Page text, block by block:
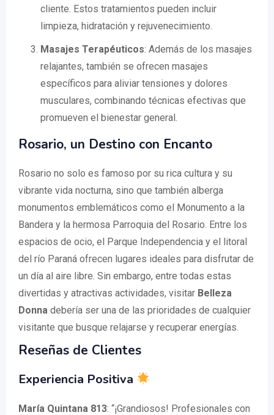
cliente. Estos tratamientos pueden incluir
limpieza, hidratación y rejuvenecimiento.
Masajes Terapéuticos: Además de los masajes
relajantes, también se ofrecen masajes
específicos para aliviar tensiones y dolores
musculares, combinando técnicas efectivas que
promueven el bienestar general.
Rosario, un Destino con Encanto
Rosario no solo es famoso por su rica cultura y su
vibrante vida nocturna, sino que también alberga
monumentos emblemáticos como el Monumento a la
Bandera y la hermosa Parroquia del Rosario. Entre los
espacios de ocio, el Parque Independencia y el litoral
del río Paraná ofrecen lugares ideales para disfrutar de
un día al aire libre. Sin embargo, entre todas estas
divertidas y atractivas actividades, visitar Belleza
Donna debería ser una de las prioridades de cualquier
visitante que busque relajarse y recuperar energías.
Reseñas de Clientes
Experiencia Positiva
María Quintana 813: “¡Grandiosos! Profesionales con